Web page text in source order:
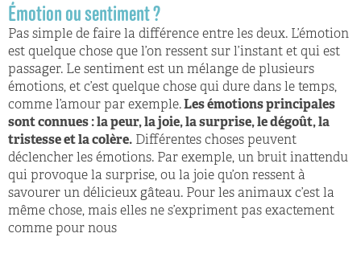
Émotion ou sentiment ?
Pas simple de faire la diﬀérence entre les deux. L’émotion
est quelque chose que l’on ressent sur l’instant et qui est
passager. Le sentiment est un mélange de plusieurs
émotions, et c’est quelque chose qui dure dans le temps,
comme l’amour par exemple.Les émotions principales
sont connues : la peur, la joie, la surprise, le dégoût, la
tristesse et la colère. Diﬀérentes choses peuvent
déclencher les émotions. Par exemple, un bruit inattendu
qui provoque la surprise, ou la joie qu’on ressent à
savourer un délicieux gâteau. Pour les animaux c’est la
même chose, mais elles ne s’expriment pas exactement
comme pour nous